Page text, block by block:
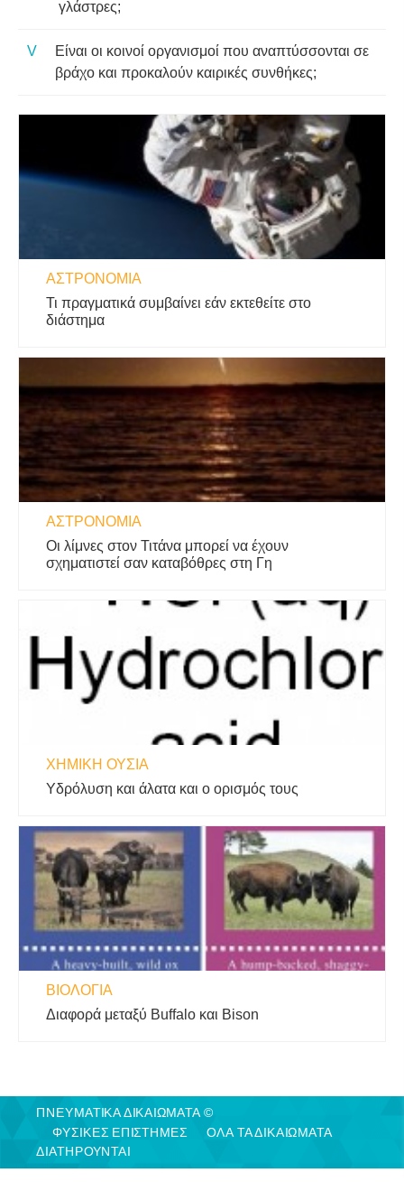
γλάστρες;
Είναι οι κοινοί οργανισμοί που αναπτύσσονται σε
βράχο και προκαλούν καιρικές συνθήκες;
ΑΣΤΡΟΝΟΜΊΑ
Τι πραγματικά συμβαίνει εάν εκτεθείτε στο
διάστημα
ΑΣΤΡΟΝΟΜΊΑ
Οι λίμνες στον Τιτάνα μπορεί να έχουν
σχηματιστεί σαν καταβόθρες στη Γη
ΧΗΜΙΚΉ ΟΥΣΊΑ
Υδρόλυση και άλατα και ο ορισμός τους
ΒΙΟΛΟΓΊΑ
Διαφορά μεταξύ Buffalo και Bison
ΠΝΕΥΜΑΤΙΚΑ ΔΙΚΑΙΩΜΑΤΑ ©
ΦΥΣΙΚΈΣ ΕΠΙΣΤΉΜΕΣ
ΟΛΑ ΤΑ ΔΙΚΑΙΩΜΑΤΑ
ΔΙΑΤΗΡΟΥΝΤΑΙ